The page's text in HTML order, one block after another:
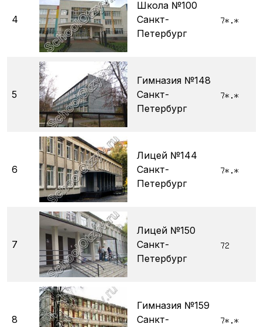
4
Школа №100
Санкт-
Петербург
5
Гимназия №148
Санкт-
Петербург
6
Лицей №144
Санкт-
Петербург
7
Лицей №150
Санкт-
Петербург
8
Гимназия №159
Санкт-